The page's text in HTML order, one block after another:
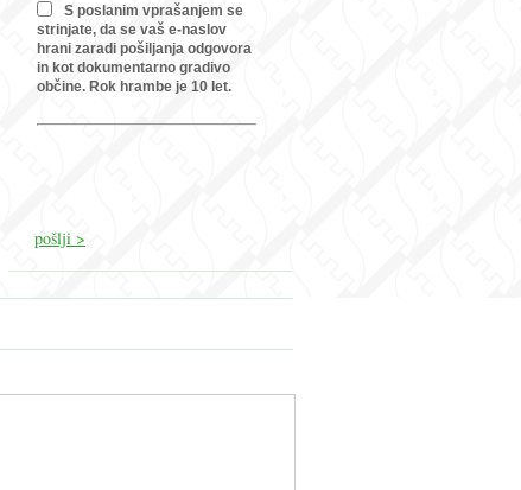
S poslanim vprašanjem se
strinjate, da se vaš e-naslov
hrani zaradi pošiljanja odgovora
in kot dokumentarno gradivo
občine. Rok hrambe je 10 let.